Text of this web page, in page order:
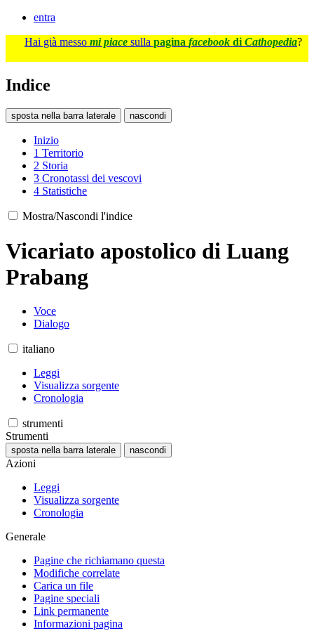
entra
Hai già messo mi piace sulla pagina facebook di Cathopedia?
Indice
sposta nella barra laterale nascondi
Inizio
1 Territorio
2 Storia
3 Cronotassi dei vescovi
4 Statistiche
Mostra/Nascondi l'indice
Vicariato apostolico di Luang
Prabang
Voce
Dialogo
italiano
Leggi
Visualizza sorgente
Cronologia
strumenti
Strumenti
sposta nella barra laterale nascondi
Azioni
Leggi
Visualizza sorgente
Cronologia
Generale
Pagine che richiamano questa
Modifiche correlate
Carica un file
Pagine speciali
Link permanente
Informazioni pagina